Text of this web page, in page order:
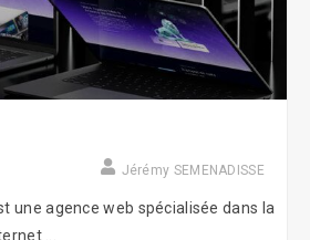
Jérémy SEMENADISSE
une agence web spécialisée dans la
...